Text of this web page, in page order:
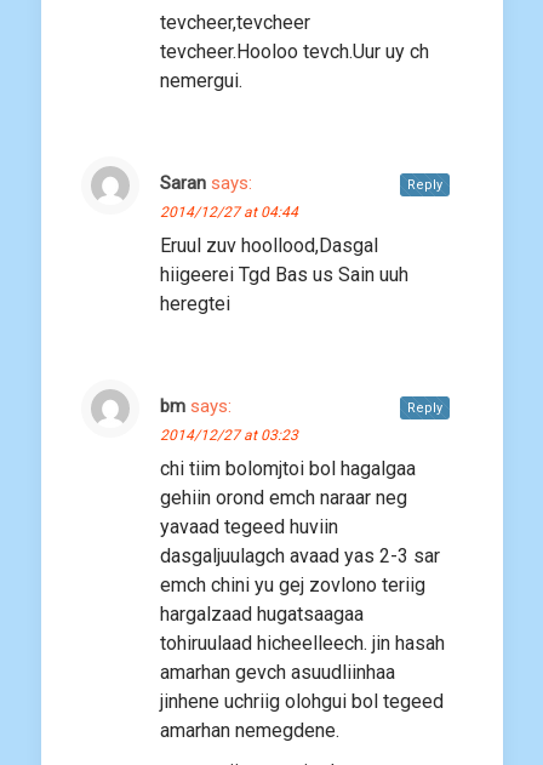
tevcheer,tevcheer
tevcheer.Hooloo tevch.Uur uy ch
nemergui.
Saran says:
2014/12/27 at 04:44
Eruul zuv hoollood,Dasgal
hiigeerei Tgd Bas us Sain uuh
heregtei
Reply
bm says:
2014/12/27 at 03:23
chi tiim bolomjtoi bol hagalgaa
gehiin orond emch naraar neg
yavaad tegeed huviin
dasgaljuulagch avaad yas 2-3 sar
emch chini yu gej zovlono teriig
hargalzaad hugatsaagaa
tohiruulaad hicheelleech. jin hasah
amarhan gevch asuudliinhaa
jinhene uchriig olohgui bol tegeed
amarhan nemegdene.
Reply